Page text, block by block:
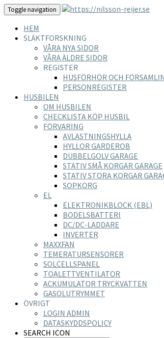
Toggle navigation
HEM
SLÄKTFORSKNING
VÅRA NYA SIDOR
VÅRA ÄLDRE SIDOR
REGISTER
HUSFÖRHÖR OCH
PERSONREGISTER
HUSBILEN
OM HUSBILEN
CHECKLISTA KÖP HUSBIL
FÖRVARING
AVLASTNINGSHYLLA
HYLLOR GARDEROB
DUBBELGOLV GARAGE
STATIV SMÅ KORGAR GARAGE
STATIV STORA KORGAR
SOPKORG
EL
ELEKTRONIKBLOCK (EBL)
BODELSBATTERI
DC/DC-LADDARE
INVERTER
MAXXFAN
TEMERATURSENSORER
SOLCELLSPANEL
TOALETTVENTILATOR
ACKUMULATOR TRYCKVATTEN
GASOLUTRYMMET
ÖVRIGT
LOGIN ADMIN
DATASKYDDSPOLICY
SEARCH ICON